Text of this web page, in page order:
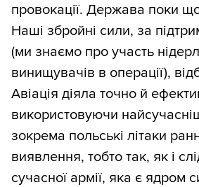
провокації. Держава поки
Наші збройні сили, за
(ми знаємо про участь
винищувачів в операції),
Авіація діяла точно й
використовуючи
зокрема польські літаки
виявлення, тобто так, як і
сучасної армії, яка є ядром